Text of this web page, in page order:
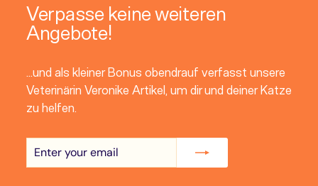
Verpasse keine weiteren
Angebote!
...und als kleiner Bonus obendrauf verfasst unsere
Veterinärin Veronike Artikel, um dir und deiner Katze
zu helfen.
Enter
Subscribe